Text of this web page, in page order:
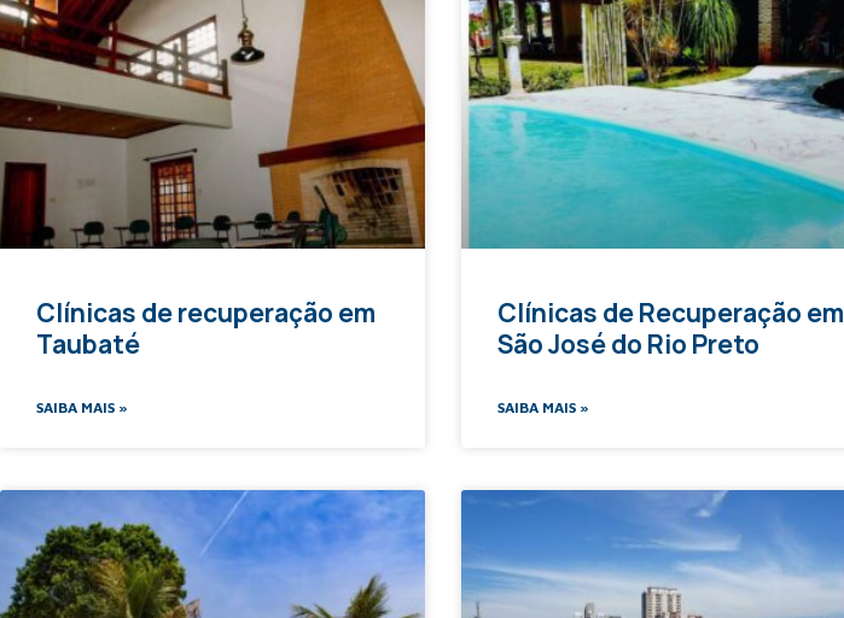
Clínicas de recuperação em
Taubaté
SAIBA MAIS »
Clínicas de Recuperação em
São José do Rio Preto
SAIBA MAIS »